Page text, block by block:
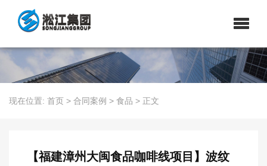
现在位置: 首页 > 合同案例 > 食品 > 正文
【福建漳州大闽食品咖啡线项目】波纹